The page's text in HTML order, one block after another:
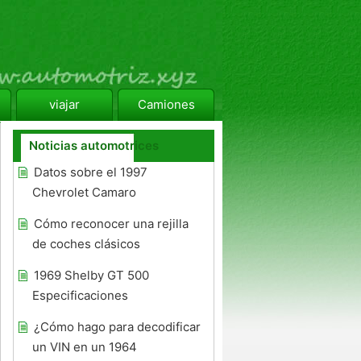
viajar Camiones
Noticias automotrices
Datos sobre el 1997
Chevrolet Camaro
Cómo reconocer una rejilla
de coches clásicos
1969 Shelby GT 500
Especificaciones
¿Cómo hago para decodificar
un VIN en un 1964